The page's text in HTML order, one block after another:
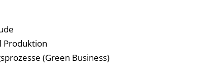
Produktion
(Green Business)